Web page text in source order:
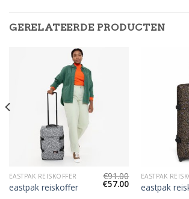
GERELATEERDE PRODUCTEN
EASTPAK REISKOFFER
eastpak reiskoffer
€91.00
€57.00
EASTPAK
eastpak